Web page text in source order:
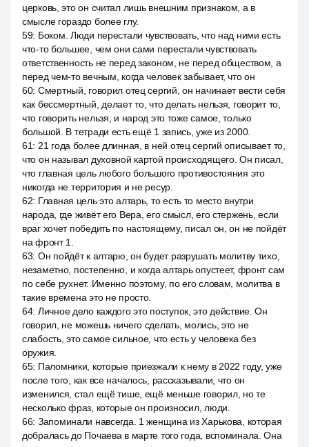
церковь, это он считал лишь внешним признаком, а в
смысле гораздо более глу.
59: Боком. Люди перестали чувствовать, что над ними есть
что-то большее, чем они сами перестали чувствовать
ответственность не перед законом, не перед обществом, а
перед чем-то вечным, когда человек забывает, что он
60: Смертный, говорил отец сергий, он начинает вести себя
как бессмертный, делает то, что делать нельзя, говорит то,
что говорить нельзя, и народ это тоже самое, только
большой. В тетради есть ещё 1 запись, уже из 2000.
61: 21 года более длинная, в ней отец сергий описывает то,
что он называл духовной картой происходящего. Он писал,
что главная цель любого большого противостояния это
никогда не территория и не ресур.
62: Главная цель это алтарь, то есть то место внутри
народа, где живёт его Вера, его смысл, его стержень, если
враг хочет победить по настоящему, писал он, он не пойдёт
на фронт 1.
63: Он пойдёт к алтарю, он будет разрушать молитву тихо,
незаметно, постепенно, и когда алтарь опустеет, фронт сам
по себе рухнет. Именно поэтому, по его словам, молитва в
такие времена это не просто.
64: Личное дело каждого это поступок, это действие. Он
говорил, не можешь ничего сделать, молись, это не
слабость, это самое сильное, что есть у человека без
оружия.
65: Паломники, которые приезжали к нему в 2022 году, уже
после того, как все началось, рассказывали, что он
изменился, стал ещё тише, ещё меньше говорил, но те
несколько фраз, которые он произносил, люди.
66: Запоминали навсегда. 1 женщина из Харькова, которая
добралась до Почаева в марте того года, вспоминала. Она